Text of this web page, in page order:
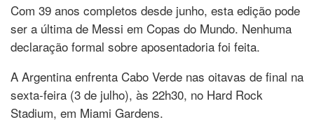
Com 39 anos completos desde junho, esta edição pode
ser a última de Messi em Copas do Mundo. Nenhuma
declaração formal sobre aposentadoria foi feita.
A Argentina enfrenta Cabo Verde nas oitavas de final na
sexta-feira (3 de julho), às 22h30, no Hard Rock
Stadium, em Miami Gardens.